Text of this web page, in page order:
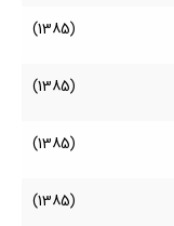
(1385)
(1385)
(1385)
(1385)